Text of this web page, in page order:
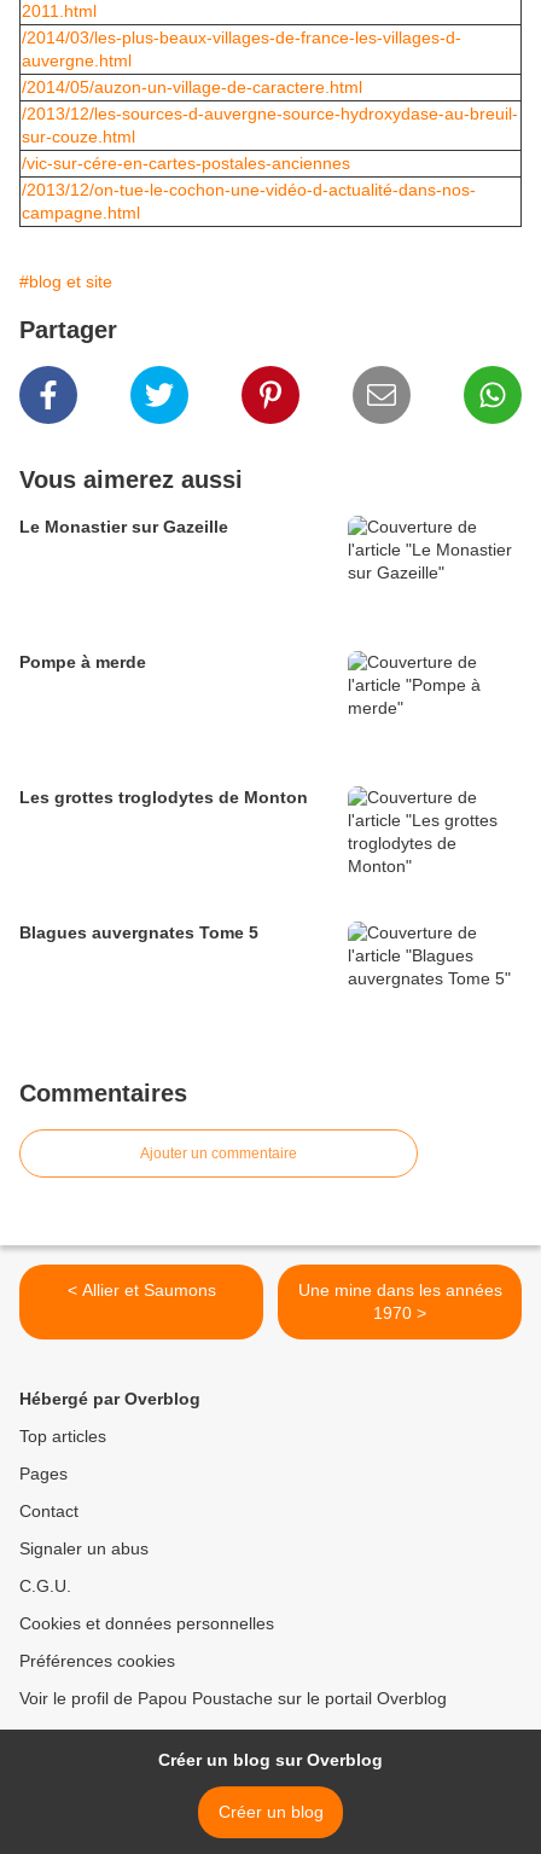
2011.html
/2014/03/les-plus-beaux-villages-de-france-les-villages-d-
auvergne.html
/2014/05/auzon-un-village-de-caractere.html
/2013/12/les-sources-d-auvergne-source-hydroxydase-au-breuil-
sur-couze.html
/vic-sur-cére-en-cartes-postales-anciennes
/2013/12/on-tue-le-cochon-une-vidéo-d-actualité-dans-nos-
campagne.html
#blog et site
Partager
Vous aimerez aussi
Le Monastier sur Gazeille
Pompe à merde
Les grottes troglodytes de Monton
Blagues auvergnates Tome 5
Commentaires
Ajouter un commentaire
< Allier et Saumons
Une mine dans les années
1970 >
Hébergé par Overblog
Top articles
Pages
Contact
Signaler un abus
C.G.U.
Cookies et données personnelles
Préférences cookies
Voir le profil de Papou Poustache sur le portail Overblog
Créer un blog sur Overblog
Créer un blog